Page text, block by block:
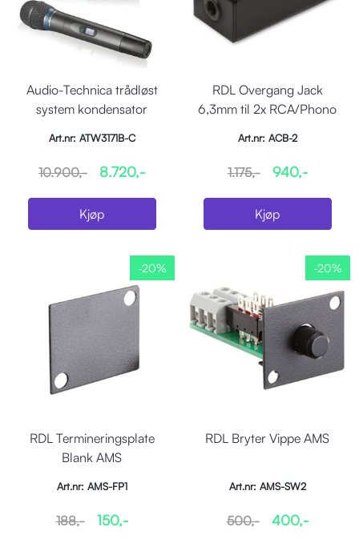
Audio-Technica trådløst
system kondensator
Art.nr: ATW3171B-C
10.900,- 8.720,-
Kjøp
RDL Overgang Jack
6,3mm til 2x RCA/Phono
Art.nr: ACB-2
1.175,- 940,-
Kjøp
-20%
RDL Termineringsplate
Blank AMS
Art.nr: AMS-FP1
188,- 150,-
-20%
RDL Bryter Vippe AMS
Art.nr: AMS-SW2
500,- 400,-